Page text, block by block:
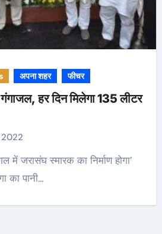
अपना शहर फीचर
हर दिन मिलेगा 135 लीटर
2022
का पानी…